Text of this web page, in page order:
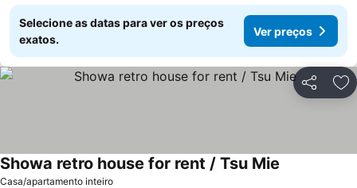
Selecione as datas para ver os preços
exatos.
Ver preços
Partilhar
Casa/apartamento inteiro
Showa retro house for rent / Tsu Mie